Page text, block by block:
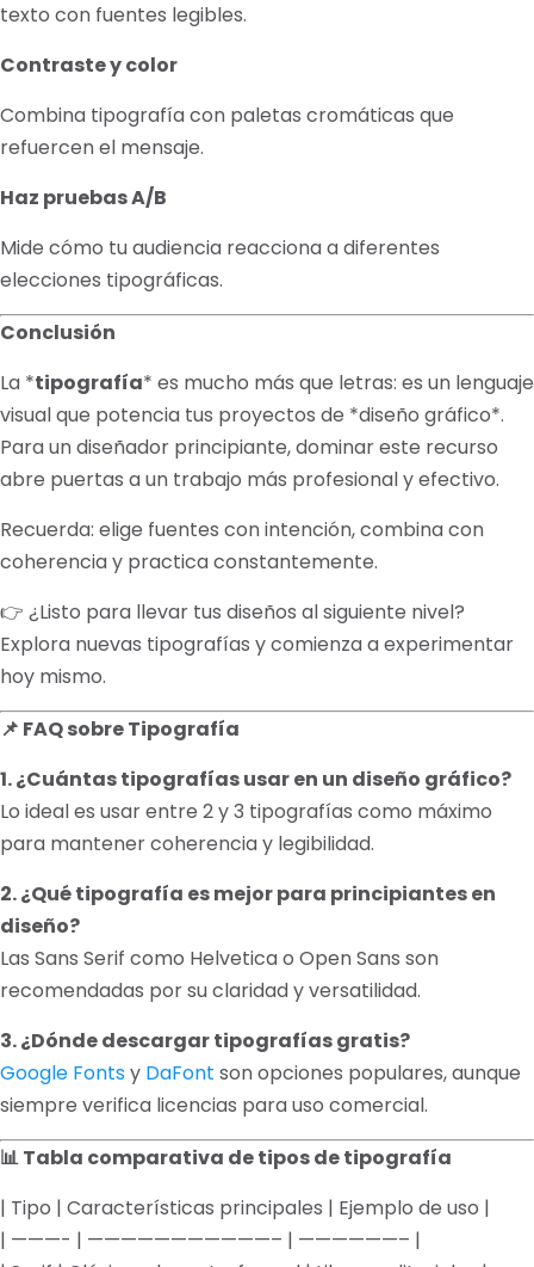
texto con fuentes legibles.
Contraste y color
Combina tipografía con paletas cromáticas que
refuercen el mensaje.
Haz pruebas A/B
Mide cómo tu audiencia reacciona a diferentes
elecciones tipográficas.
Conclusión
La *tipografía* es mucho más que letras: es un lenguaje
visual que potencia tus proyectos de *diseño gráfico*.
Para un diseñador principiante, dominar este recurso
abre puertas a un trabajo más profesional y efectivo.
Recuerda: elige fuentes con intención, combina con
coherencia y practica constantemente.
👉 ¿Listo para llevar tus diseños al siguiente nivel?
Explora nuevas tipografías y comienza a experimentar
hoy mismo.
📌 FAQ sobre Tipografía
1. ¿Cuántas tipografías usar en un diseño gráfico?
Lo ideal es usar entre 2 y 3 tipografías como máximo
para mantener coherencia y legibilidad.
2. ¿Qué tipografía es mejor para principiantes en
diseño?
Las Sans Serif como Helvetica o Open Sans son
recomendadas por su claridad y versatilidad.
3. ¿Dónde descargar tipografías gratis?
Google Fontsy DaFont son opciones populares, aunque
siempre verifica licencias para uso comercial.
📊 Tabla comparativa de tipos de tipografía
| Tipo | Características principales | Ejemplo de uso |
| ———- | ———————————– | ——————– |